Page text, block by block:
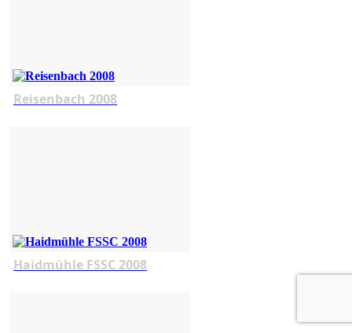
Reisenbach 2008
Haidmühle FSSC 2008